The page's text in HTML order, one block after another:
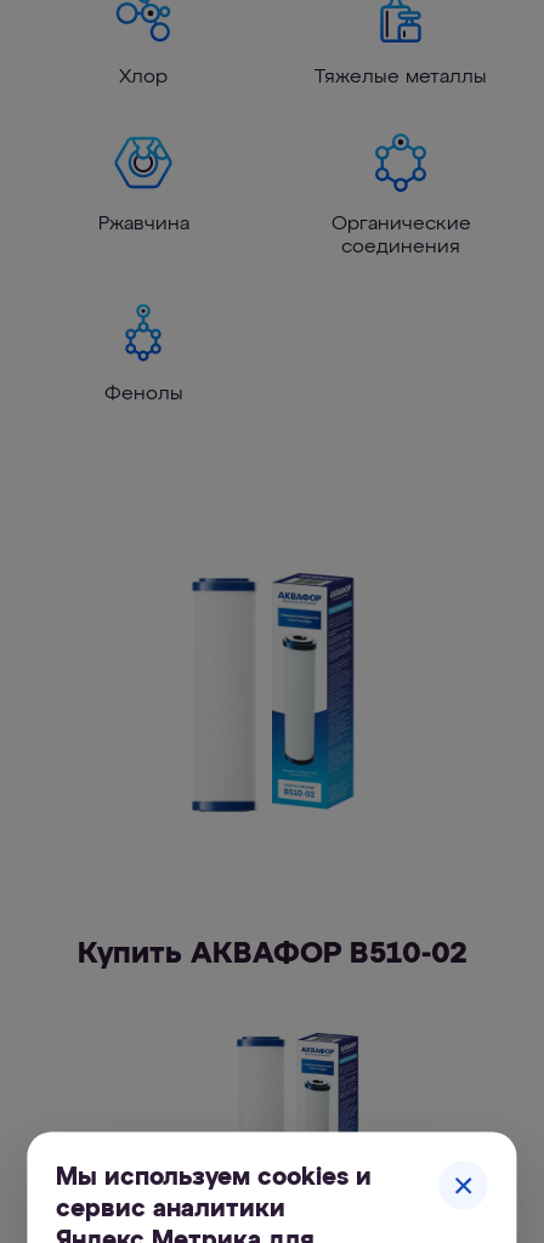
Хлор Тяжелые металлы
Ржавчина
Органические
соединения
Фенолы
Купить АКВАФОР В510-02
Мы используем cookies и
сервис аналитики